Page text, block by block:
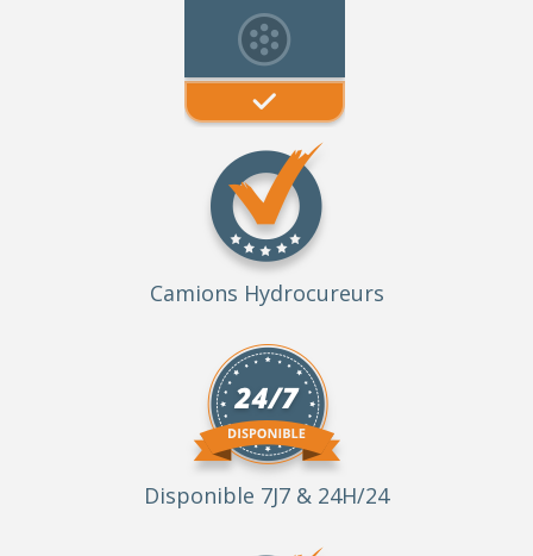
Camions Hydrocureurs
Disponible 7J7 & 24H/24